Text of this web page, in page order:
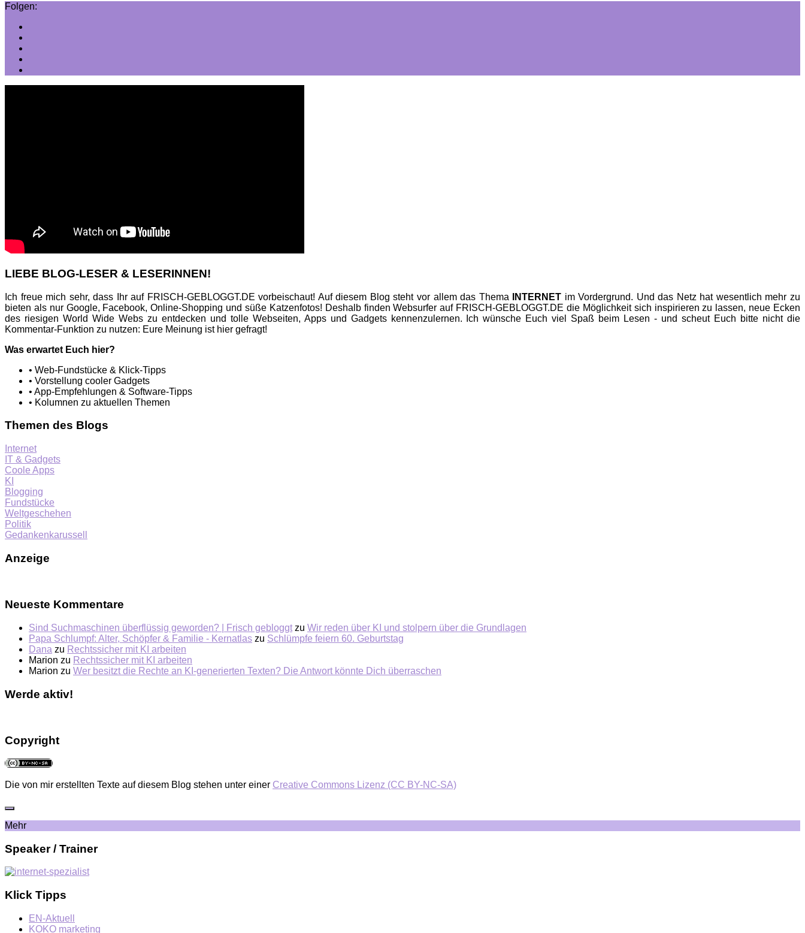
Folgen:
LIEBE BLOG-LESER & LESERINNEN!
Ich freue mich sehr, dass Ihr auf FRISCH-GEBLOGGT.DE vorbeischaut! Auf diesem Blog steht vor allem das Thema INTERNET im Vordergrund. Und das Netz hat wesentlich mehr zu
bieten als nur Google, Facebook, Online-Shopping und süße Katzenfotos! Deshalb finden Websurfer auf FRISCH-GEBLOGGT.DE die Möglichkeit sich inspirieren zu lassen, neue Ecken
des riesigen World Wide Webs zu entdecken und tolle Webseiten, Apps und Gadgets kennenzulernen. Ich wünsche Euch viel Spaß beim Lesen - und scheut Euch bitte nicht die
Kommentar-Funktion zu nutzen: Eure Meinung ist hier gefragt!
Was erwartet Euch hier?
• Web-Fundstücke & Klick-Tipps
• Vorstellung cooler Gadgets
• App-Empfehlungen & Software-Tipps
• Kolumnen zu aktuellen Themen
Themen des Blogs
Internet
IT & Gadgets
Coole Apps
KI
Blogging
Fundstücke
Weltgeschehen
Politik
Gedankenkarussell
Anzeige
Neueste Kommentare
Sind Suchmaschinen überflüssig geworden? | Frisch gebloggt zu Wir reden über KI und stolpern über die Grundlagen
Papa Schlumpf: Alter, Schöpfer & Familie - Kernatlas zu Schlümpfe feiern 60. Geburtstag
Dana zu Rechtssicher mit KI arbeiten
Marion zu Rechtssicher mit KI arbeiten
Marion zu Wer besitzt die Rechte an KI-generierten Texten? Die Antwort könnte Dich überraschen
Werde aktiv!
Copyright
Die von mir erstellten Texte auf diesem Blog stehen unter einer Creative Commons Lizenz (CC BY-NC-SA)
Mehr
Speaker / Trainer
Klick Tipps
EN-Aktuell
KOKO marketing